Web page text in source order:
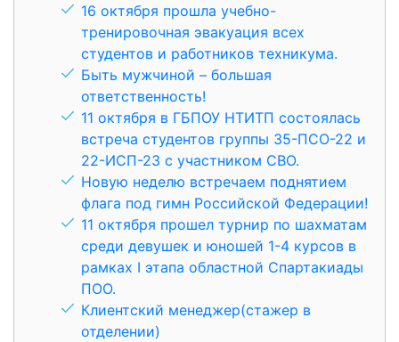
16 октября прошла учебно-
тренировочная эвакуация всех
студентов и работников техникума.
Быть мужчиной – большая
ответственность!
11 октября в ГБПОУ НТИТП состоялась
встреча студентов группы 35-ПСО-22 и
22-ИСП-23 с участником СВО.
Новую неделю встречаем поднятием
флага под гимн Российской Федерации!
11 октября прошел турнир по шахматам
среди девушек и юношей 1-4 курсов в
рамках I этапа областной Спартакиады
ПОО.
Клиентский менеджер(стажер в
отделении)